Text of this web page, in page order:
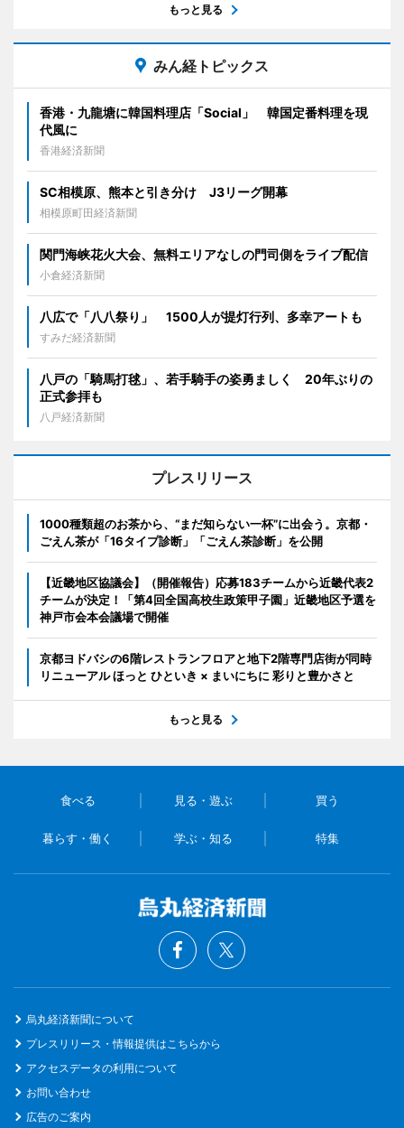
もっと見る
みん経トピックス
香港・九龍塘に韓国料理店「Social」 韓国定番料理を現
代風に
香港経済新聞
SC相模原、熊本と引き分け J3リーグ開幕
相模原町田経済新聞
関門海峡花火大会、無料エリアなしの門司側をライブ配信
小倉経済新聞
八広で「八八祭り」 1500人が提灯行列、多幸アートも
すみだ経済新聞
八戸の「騎馬打毬」、若手騎手の姿勇ましく 20年ぶりの
正式参拝も
八戸経済新聞
プレスリリース
1000種類超のお茶から、“まだ知らない一杯”に出会う。京都・
ごえん茶が「16タイプ診断」「ごえん茶診断」を公開
【近畿地区協議会】（開催報告）応募183チームから近畿代表2
チームが決定！「第4回全国高校生政策甲子園」近畿地区予選を
神戸市会本会議場で開催
京都ヨドバシの6階レストランフロアと地下2階専門店街が同時
リニューアル ほっと ひといき × まいにちに 彩りと豊かさと
もっと見る
食べる 見る・遊ぶ 買う
暮らす・働く 学ぶ・知る 特集
烏丸経済新聞について
プレスリリース・情報提供はこちらから
アクセスデータの利用について
お問い合わせ
広告のご案内